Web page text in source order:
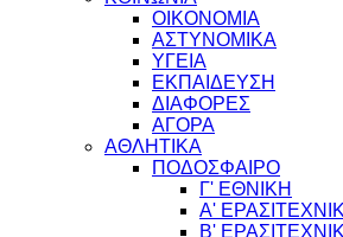
ΟΙΚΟΝΟΜΙΑ
ΑΣΤΥΝΟΜΙΚΑ
ΥΓΕΙΑ
ΕΚΠΑΙΔΕΥΣΗ
ΔΙΑΦΟΡΕΣ
ΑΓΟΡΑ
ΑΘΛΗΤΙΚΑ
ΠΟΔΟΣΦΑΙΡΟ
Γ' ΕΘΝΙΚΗ
Α'
Β'